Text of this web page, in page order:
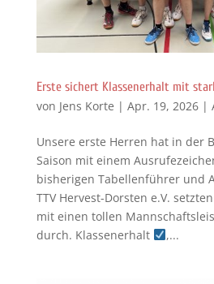
Erste sichert Klassenerhalt mit
von Jens Korte | Apr. 19, 2026|
Unsere erste Herren hat in der
Saison mit einem
bisherigen Tabellenführer und
TTV Hervest-Dorsten e.V.
mit einen tollen
durch. Klassenerhalt
,...